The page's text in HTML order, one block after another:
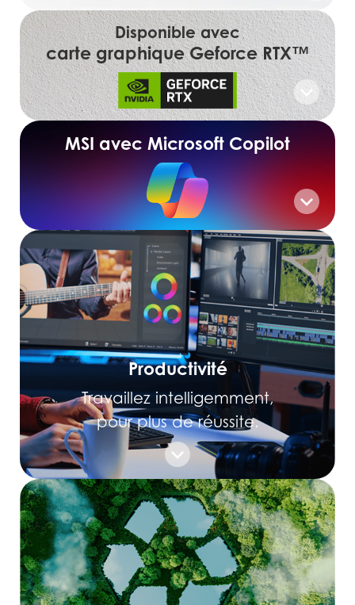
Disponible avec
carte graphique Geforce RTX™
MSI avec Microsoft Copilot
Productivité
Travaillez intelligemment,
pour plus de réussite.